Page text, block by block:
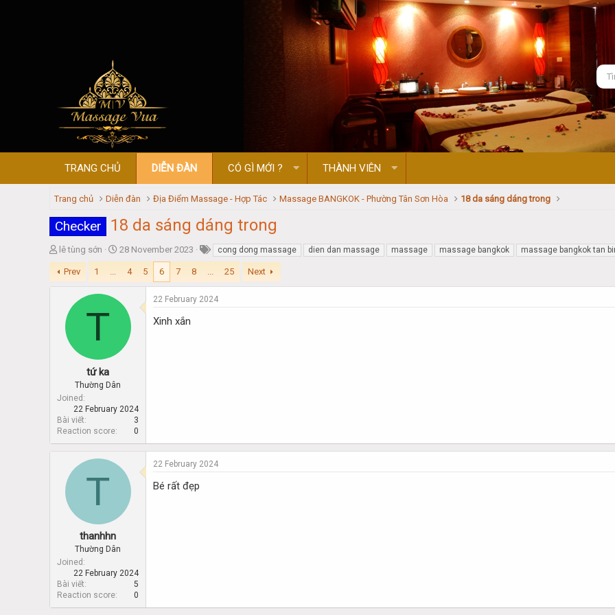
TRANG CHỦ DIỄN ĐÀN CÓ GÌ MỚI ? THÀNH VIÊN
Trang chủ Diễn đàn Địa Điểm Massage - Hợp Tác Massage BANGKOK - Phường Tân Sơn Hòa 18 da sáng dáng trong
Checker 18 da sáng dáng trong
T
h
r
r
lê tùng sớn
S
t
e
28 November 2023 cong dong massage dien dan massage massage massage bangkok massage bangkok tan
Prev 1 ... 4 5 6 7 8 ... 25 Next
T
tứ ka
Thường Dân
Joined
22 February 2024
Bài viết
3
Reaction score
0
22 February 2024
Xinh xắn
T
thanhhn
Thường Dân
Joined
22 February 2024
Bài viết
5
Reaction score
0
22 February 2024
Bé rất đẹp